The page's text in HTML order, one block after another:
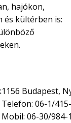
hajókon,
és kültérben is:
1156 Budapest,
Telefon: 06-1/
Mobil: 06-30/984-